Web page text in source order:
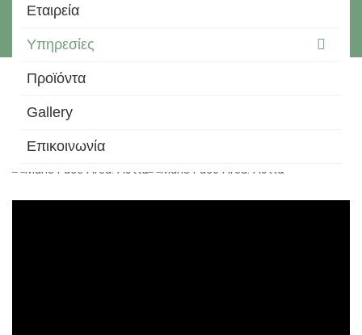
Εταιρεία
Υπηρεσίες
Προϊόντα
Gallery
Επικοινωνία